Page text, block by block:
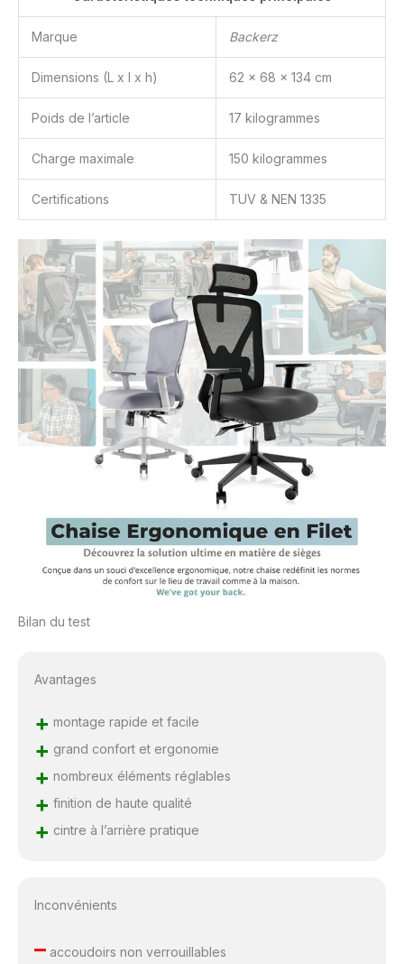
Marque Backerz
Dimensions (L x l x h) 62 x 68 x 134 cm
Poids de l’article 17 kilogrammes
Charge maximale 150 kilogrammes
Certifications TUV & NEN 1335
Bilan du test
Avantages
+ montage rapide et facile
+ grand confort et ergonomie
+ nombreux éléments réglables
+ finition de haute qualité
+ cintre à l’arrière pratique
Inconvénients
–accoudoirs non verrouillables